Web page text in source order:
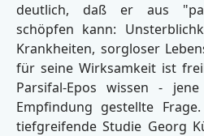
deutlich, daß er aus
schöpfen kann:
Krankheiten, sorgloser
für seine Wirksamkeit ist
Parsifal-Epos wissen -
Empfindung gestellte
tiefgreifende Studie Georg